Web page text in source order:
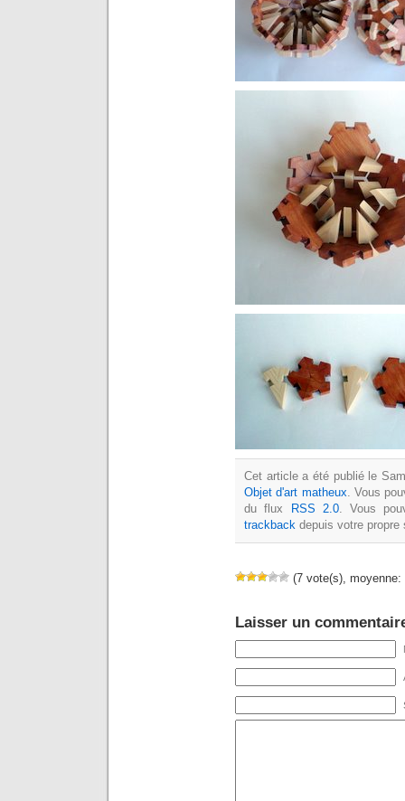
Cet article a été publié le
Objet d'art matheux. Vous
du flux
RSS 2.0. Vous
trackback depuis votre
(7 vote(s), moyenne:
Laisser un